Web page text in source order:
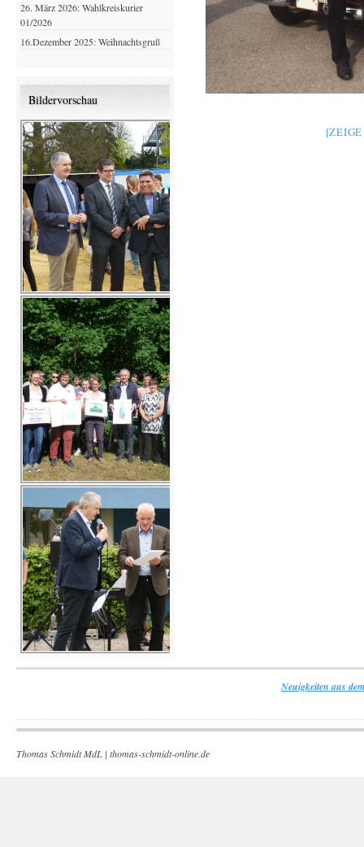
26. März 2026: Wahlkreiskurier
01/2026
16.Dezember 2025: Weihnachtsgruß
Bildervorschau
Neuigkeiten aus
Thomas Schmidt MdL | thomas-schmidt-online.de